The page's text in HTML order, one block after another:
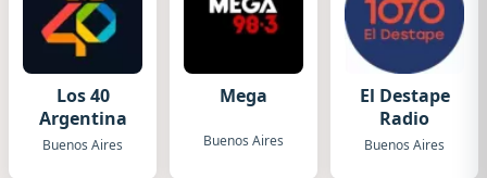
Los 40
Argentina
Buenos Aires
Mega
Buenos Aires
El Destape
Radio
Buenos Aires